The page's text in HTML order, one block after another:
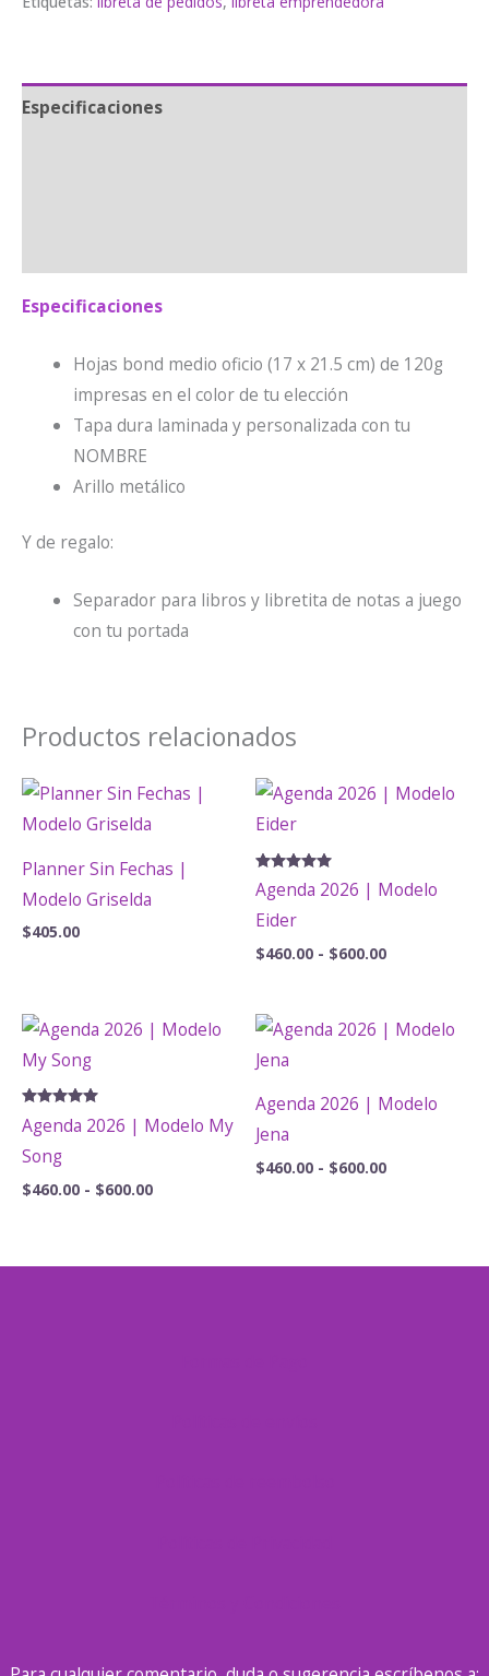
Especificaciones
Especificaciones
Hojas bond medio oficio (17 x 21.5 cm) de 120g
impresas en el color de tu elección
Tapa dura laminada y personalizada con tu
NOMBRE
Arillo metálico
Y de regalo:
Separador para libros y libretita de notas a juego
con tu portada
Productos relacionados
Planner Sin Fechas |
Modelo Griselda
$405.00
Valorado
con
de 5
Agenda 2026 | Modelo
Eider
$460.00 - $600.00Rango
$460.00
Valorado
con
de 5
Agenda 2026 | Modelo My
Song
$460.00 - $600.00Rango
$460.00
Agenda 2026 | Modelo
Jena
$460.00 - $600.00Rango
hasta